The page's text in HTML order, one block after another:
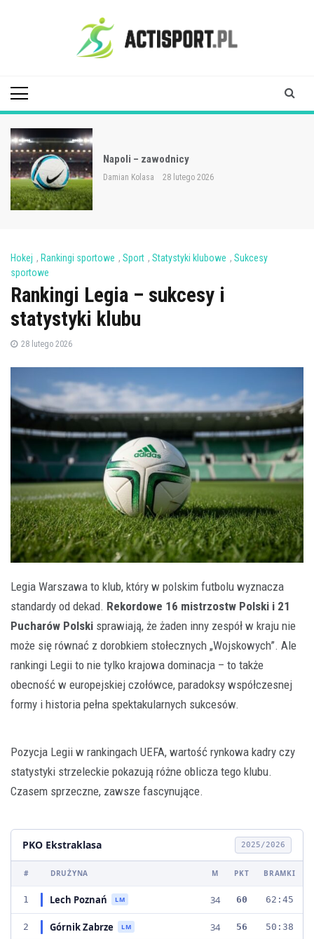
Napoli – zawodnicy
Damian Kolasa 28 lutego 2026
Hokej , Rankingi sportowe , Sport , Statystyki klubowe , Sukcesy
sportowe
Rankingi Legia – sukcesy i
statystyki klubu
28 lutego 2026
Legia Warszawa to klub, który w polskim futbolu wyznacza
standardy od dekad. Rekordowe 16 mistrzostw Polski i 21
Pucharów Polski sprawiają, że żaden inny zespół w kraju nie
może się równać z dorobkiem stołecznych „Wojskowych”. Ale
rankingi Legii to nie tylko krajowa dominacja – to także
obecność w europejskiej czołówce, paradoksy współczesnej
formy i historia pełna spektakularnych sukcesów.
Pozycja Legii w rankingach UEFA, wartość rynkowa kadry czy
statystyki strzeleckie pokazują różne oblicza tego klubu.
Czasem sprzeczne, zawsze fascynujące.
PKO Ekstraklasa 2025/2026
# DRUŻYNA M PKT BRAMKI
1 Lech Poznań LM 34 60 62:45
2 Górnik Zabrze LM 34 56 50:38